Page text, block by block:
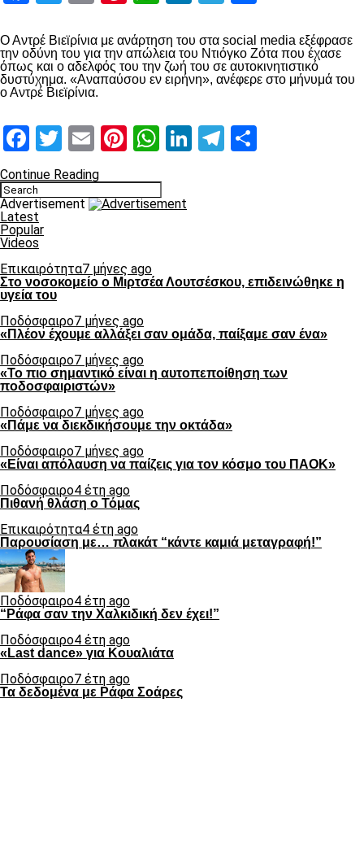
Ο Αντρέ Βιεϊρίνια με ανάρτηση του στα social media εξέφρασε
την οδύνη του για την απώλεια του Ντιόγκο Ζότα που έχασε
όπως και ο αδελφός του την ζωή του σε αυτοκινητιστικό
δυστύχημα. «Αναπαύσου εν ειρήνη», ανέφερε στο μήνυμά του
ο Αντρέ Βιεϊρίνια.
Facebook
Twitter
EmailPinterest
WhatsApp
LinkedIn
Telegram
Continue Reading
Advertisement
Latest
Popular
Videos
Επικαιρότητα7 μήνες ago
Στο νοσοκομείο ο Μιρτσέα Λουτσέσκου, επιδεινώθηκε η
υγεία του
Ποδόσφαιρο7 μήνες ago
«Πλέον έχουμε αλλάξει σαν ομάδα, παίξαμε σαν ένα»
Ποδόσφαιρο7 μήνες ago
«Το πιο σημαντικό είναι η αυτοπεποίθηση των
ποδοσφαιριστών»
Ποδόσφαιρο7 μήνες ago
«Πάμε να διεκδικήσουμε την οκτάδα»
Ποδόσφαιρο7 μήνες ago
«Είναι απόλαυση να παίζεις για τον κόσμο του ΠΑΟΚ»
Ποδόσφαιρο4 έτη ago
Πιθανή θλάση ο Τόμας
Επικαιρότητα4 έτη ago
Παρουσίαση με… πλακάτ “κάντε καμιά μεταγραφή!”
Ποδόσφαιρο4 έτη ago
“Ράφα σαν την Χαλκιδική δεν έχει!”
Ποδόσφαιρο4 έτη ago
«Last dance» για Κουαλιάτα
Ποδόσφαιρο7 έτη ago
Τα δεδομένα με Ράφα Σοάρες